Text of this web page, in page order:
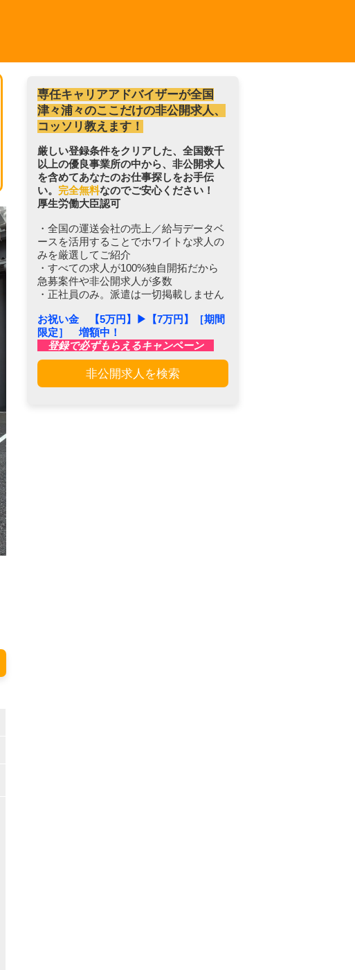
専任キャリアアドバイザーが全国
津々浦々のここだけの非公開求人、
コッソリ教えます！
厳しい登録条件をクリアした、全国数千
以上の優良事業所の中から、非公開求人
を含めてあなたのお仕事探しをお手伝
い。 完全無料なのでご安心ください！
厚生労働大臣認可
・全国の運送会社の売上／給与データベ
ースを活用することでホワイトな求人の
みを厳選してご紹介
・すべての求人が100%独自開拓だから
急募案件や非公開求人が多数
・正社員のみ。派遣は一切掲載しません
お祝い金 【5万円】▶︎【7万円】［期間
限定］ 増額中！
登録で必ずもらえるキャンペーン
非公開求人を検索